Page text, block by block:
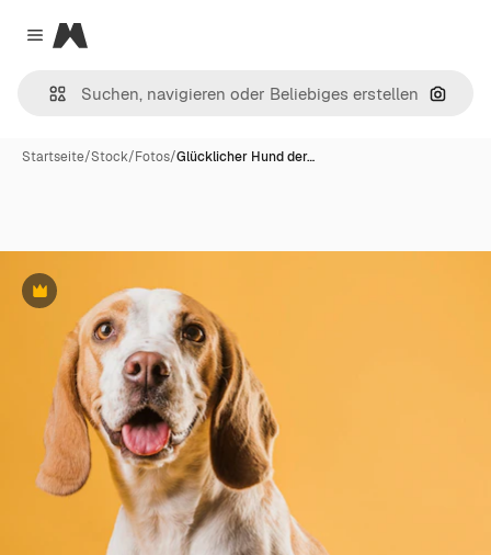
Close menu
Magnific
Nach
Startseite/Stock/Fotos/Glücklicher Hund der…
Premium